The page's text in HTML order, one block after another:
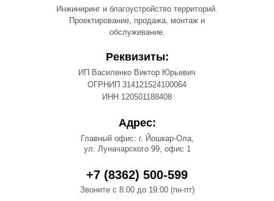
Инжиниринг и благоустройство территорий.
Проектирование, продажа, монтаж и
обслуживание.
Реквизиты:
ИП Василенко Виктор Юрьевич
ОГРНИП 314121524100064
ИНН 120501188408
Адрес:
Главный офис: г. Йошкар-Ола,
ул. Луначарского 99, офис 1
+7 (8362) 500-599
Звоните с 8:00 до 19:00 (пн-пт)